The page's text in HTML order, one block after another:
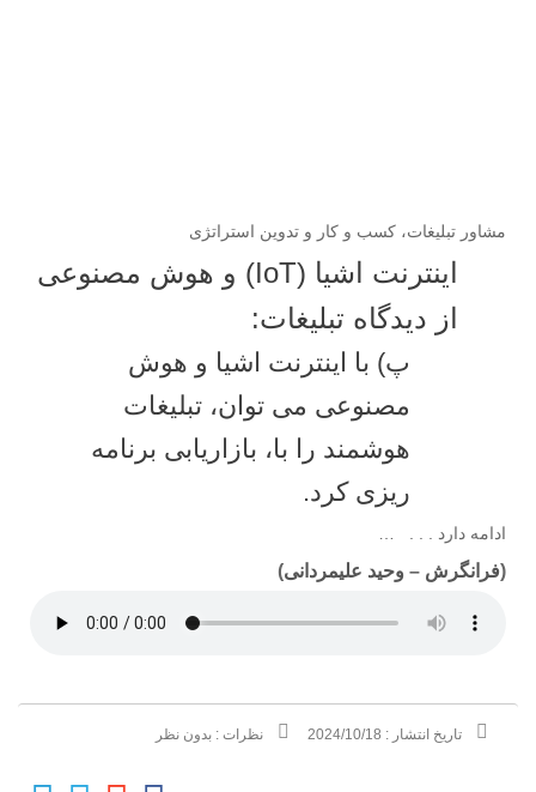
مشاور تبلیغات، کسب و کار و تدوین استراتژی
اینترنت اشیا (IoT) و هوش مصنوعی
از دیدگاه تبلیغات:
پ) با اینترنت اشیا و هوش
مصنوعی می توان، تبلیغات
هوشمند را با، بازاریابی برنامه
ریزی کرد.
ادامه دارد . . . …
(فرانگرش – وحید علیمردانی)
تاریخ انتشار : 2024/10/18 نظرات : بدون نظر